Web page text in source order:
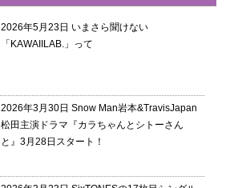
2026年5月23日 いまさら聞けない
「KAWAIILAB.」って
2026年3月30日 Snow Man岩本&TravisJapan
松田主演ドラマ『カラちゃんとシトーさん
と』3月28日スタート！